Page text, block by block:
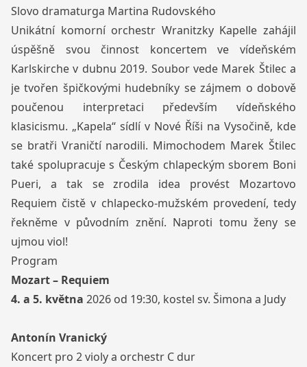
Slovo dramaturga Martina Rudovského
Unikátní komorní orchestr Wranitzky Kapelle zahájil
úspěšně svou činnost koncertem ve vídeňském
Karlskirche v dubnu 2019. Soubor vede Marek Štilec a
je tvořen špičkovými hudebníky se zájmem o dobově
poučenou interpretaci především vídeňského
klasicismu. „Kapela“ sídlí v Nové Říši na Vysočině, kde
se bratři Vraničtí narodili. Mimochodem Marek Štilec
také spolupracuje s Českým chlapeckým sborem Boni
Pueri, a tak se zrodila idea provést Mozartovo
Requiem čistě v chlapecko-mužském provedení, tedy
řekněme v původním znění. Naproti tomu ženy se
ujmou viol!
Program
Mozart – Requiem
4. a 5. května 2026 od 19:30, kostel sv. Šimona a Judy
Antonín Vranický
Koncert pro 2 violy a orchestr C dur